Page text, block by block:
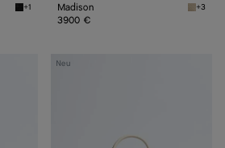
Black Kleine Madison
+1 Madison Ecru
+3
3900 €
Neu
Mini